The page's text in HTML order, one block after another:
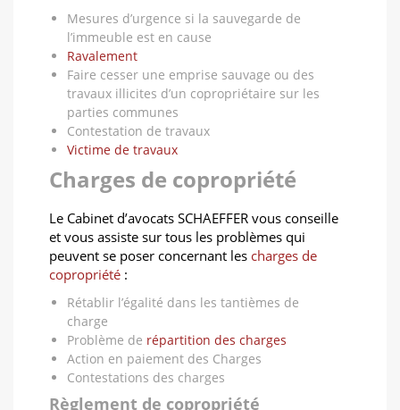
Mesures d’urgence si la sauvegarde de
l’immeuble est en cause
Ravalement
Faire cesser une emprise sauvage ou des
travaux illicites d’un copropriétaire sur les
parties communes
Contestation de travaux
Victime de travaux
Charges de copropriété
Le Cabinet d’avocats SCHAEFFER vous conseille
et vous assiste sur tous les problèmes qui
peuvent se poser concernant les charges de
copropriété :
Rétablir l’égalité dans les tantièmes de
charge
Problème de répartition des charges
Action en paiement des Charges
Contestations des charges
Règlement de copropriété